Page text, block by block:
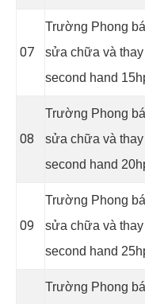
07
Trường Phong
sửa chữa và
second hand
08
Trường Phong
sửa chữa và
second hand
09
Trường Phong
sửa chữa và
second hand
Trường Phong